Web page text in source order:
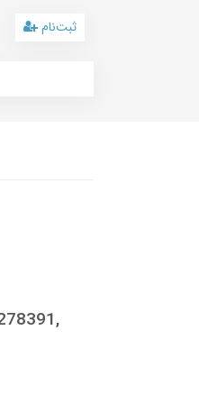
ثبت‌نام